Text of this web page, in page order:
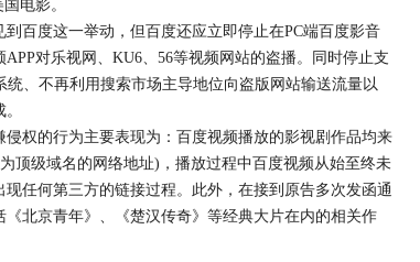
电影。
度这一举动，但百度还应立即停止在PC端百度影音
对乐视网、KU6、56等视频网站的盗播。同时停止支
统、不再利用搜索市场主导地位向盗版网站输送流量以
的行为主要表现为：百度视频播放的影视剧作品均来
顶级域名的网络地址)，播放过程中百度视频从始至终未
任何第三方的链接过程。此外，在接到原告多次发函通
北京青年》、《楚汉传奇》等经典大片在内的相关作